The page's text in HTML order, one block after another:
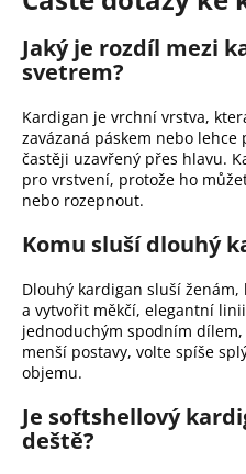
Jaký je rozdíl mezi
svetrem?
Kardigan je vrchní vrstva,
zavázaná páskem nebo lehce
častěji uzavřený přes hlavu.
pro vrstvení, protože ho
nebo rozepnout.
Komu sluší dlouhý
Dlouhý kardigan sluší
a vytvořit měkčí, elegantní
jednoduchým spodním
menší postavy, volte spíše
objemu.
Je softshellový
deště?